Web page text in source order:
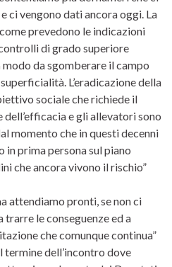
ci vengono dati ancora oggi. La
prevedono le indicazioni
di grado superiore
da sgomberare il campo
L’eradicazione della
sociale che richiede il
dell’efficacia e gli allevatori sono
momento che in questi decenni
in prima persona sul piano
che ancora vivono il rischio”
attendiamo pronti, se non ci
trarre le conseguenze ed a
che comunque continua”
dell’incontro dove